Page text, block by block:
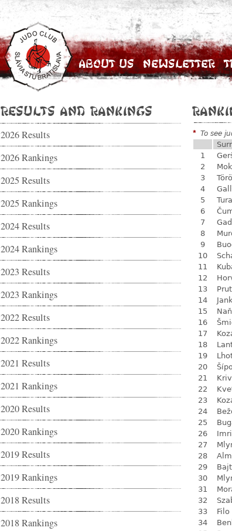
About Us Newsletter
Results and Rankings
2026 Results
2026 Rankings
2025 Results
2025 Rankings
2024 Results
2024 Rankings
2023 Results
2023 Rankings
2022 Results
2022 Rankings
2021 Results
2021 Rankings
2020 Results
2020 Rankings
2019 Results
2019 Rankings
2018 Results
2018 Rankings
* To see
1
2
3
4
5
6
7
8
9
10
11
12
13
14
15
16
17
18
19
20
21
22
23
24
25
26
27
28
29
30
31
32
33
34